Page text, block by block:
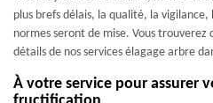
plus brefs délais, la qualité, la
normes seront de mise. Vous
détails de nos services élagage arbre
À votre service pour assurer